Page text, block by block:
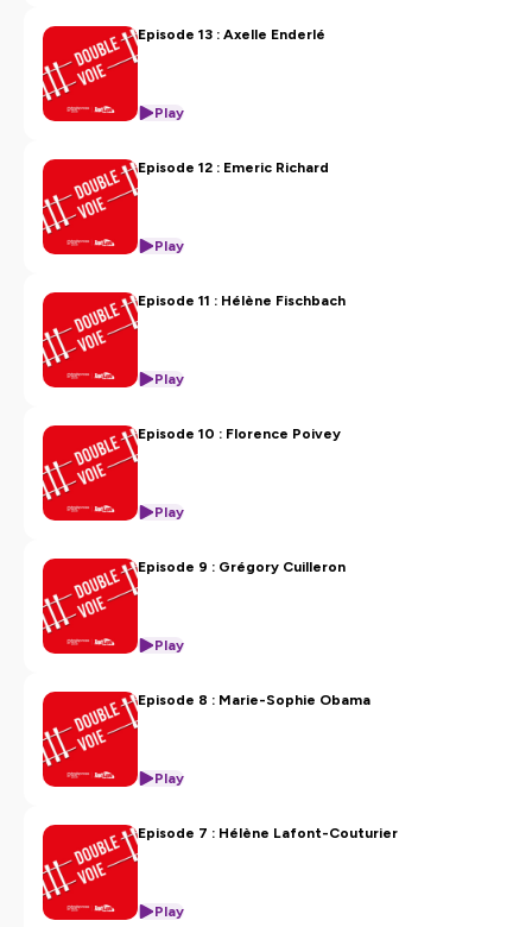
Episode 13 : Axelle Enderlé
Play
Episode 12 : Emeric Richard
Play
Episode 11 : Hélène Fischbach
Play
Episode 10 : Florence Poivey
Play
Episode 9 : Grégory Cuilleron
Play
Episode 8 : Marie-Sophie Obama
Play
Episode 7 : Hélène Lafont-Couturier
Play